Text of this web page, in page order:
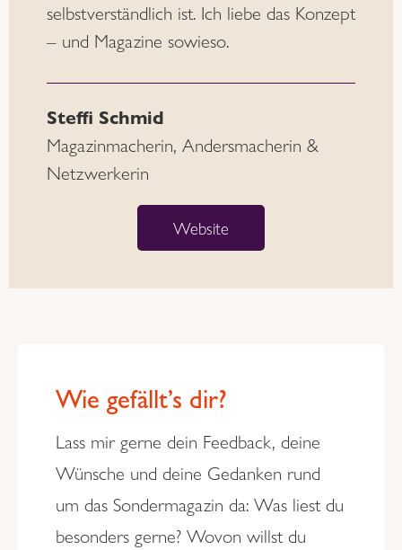
selbstverständlich ist. Ich liebe das Konzept
– und Magazine sowieso.
Steffi Schmid
Magazinmacherin, Andersmacherin &
Netzwerkerin
Website
Wie gefällt’s dir?
Lass mir gerne dein Feedback, deine
Wünsche und deine Gedanken rund
um das Sondermagazin da: Was liest du
besonders gerne? Wovon willst du